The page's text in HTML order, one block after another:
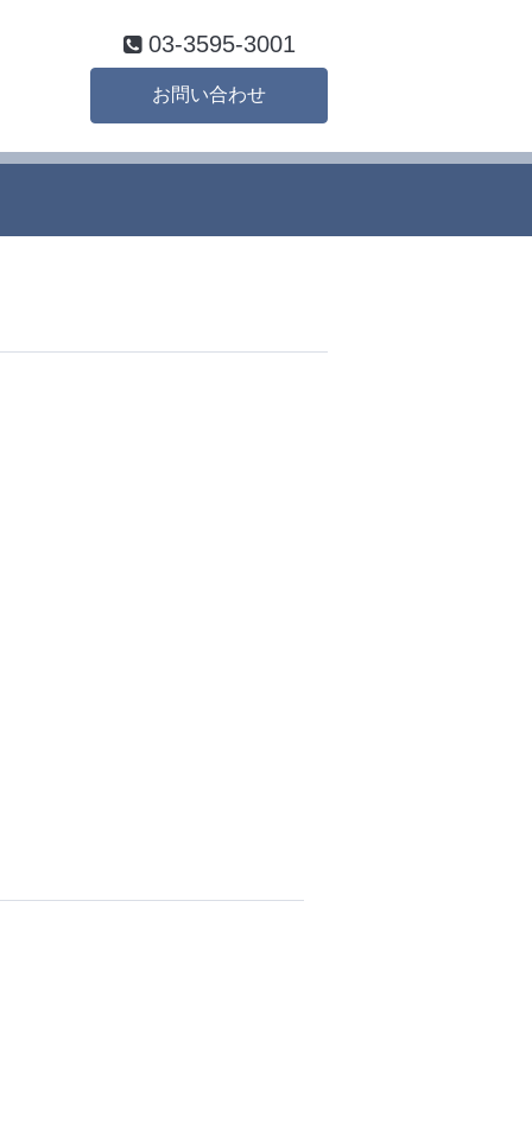
03-3595-3001
お問い合わせ